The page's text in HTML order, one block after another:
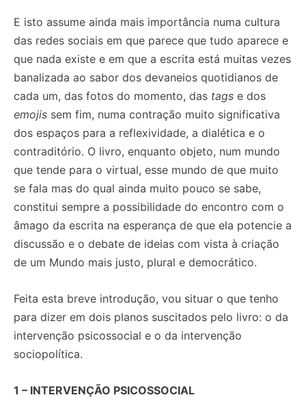
E isto assume ainda mais importância numa cultura
das redes sociais em que parece que tudo aparece e
que nada existe e em que a escrita está muitas vezes
banalizada ao sabor dos devaneios quotidianos de
cada um, das fotos do momento, das tags e dos
emojis sem fim, numa contração muito significativa
dos espaços para a reflexividade, a dialética e o
contraditório. O livro, enquanto objeto, num mundo
que tende para o virtual, esse mundo de que muito
se fala mas do qual ainda muito pouco se sabe,
constitui sempre a possibilidade do encontro com o
âmago da escrita na esperança de que ela potencie a
discussão e o debate de ideias com vista à criação
de um Mundo mais justo, plural e democrático.
Feita esta breve introdução, vou situar o que tenho
para dizer em dois planos suscitados pelo livro: o da
intervenção psicossocial e o da intervenção
sociopolítica.
1 – INTERVENÇÃO PSICOSSOCIAL